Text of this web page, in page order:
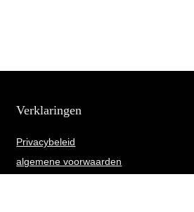
Verklaringen
Privacybeleid
algemene voorwaarden